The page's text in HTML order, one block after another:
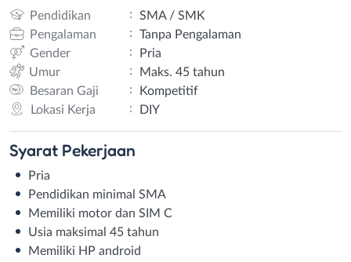
Pendidikan :
SMA / SMK
Pengalaman
:
Tanpa Pengalaman
Gender
:
Pria
Umur
:
Maks. 45 tahun
Besaran Gaji
:
Kompetitif
Lokasi Kerja
: DIY
Syarat Pekerjaan
Pria
Pendidikan minimal SMA
Memiliki motor dan SIM C
Usia maksimal 45 tahun
Memiliki HP android